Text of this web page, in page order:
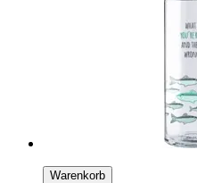
Warenkorb